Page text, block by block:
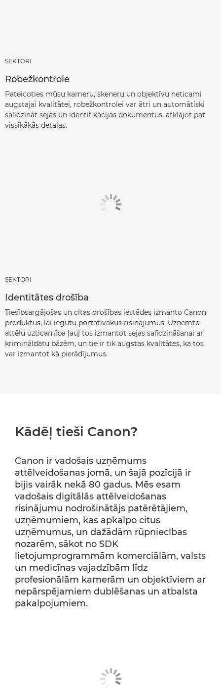
SEKTORI
Robežkontrole
Pateicoties mūsu kameru, skeneru un objektīvu neticami
augstajai kvalitātei, robežkontrolei var ātri un automātiski
salīdzināt sejas un identifikācijas dokumentus, atklājot pat
vissīkākās detaļas.
SEKTORI
Identitātes drošība
Tiesībsargājošas un citas drošības iestādes izmanto Canon
produktus, lai iegūtu portatīvākus risinājumus. Uzņemto
attēlu uzticamība ļauj tos izmantot sejas salīdzināšanai ar
krimināldatu bāzēm, un tie ir tik augstas kvalitātes, ka tos
var izmantot kā pierādījumus.
Kādēļ tieši Canon?
Canon ir vadošais uzņēmums
attēlveidošanas jomā, un šajā pozīcijā ir
bijis vairāk nekā 80 gadus. Mēs esam
vadošais digitālās attēlveidošanas
risinājumu nodrošinātājs patērētājiem,
uzņēmumiem, kas apkalpo citus
uzņēmumus, un dažādām rūpniecības
nozarēm, sākot no SDK
lietojumprogrammām komerciālām, valsts
un medicīnas vajadzībām līdz
profesionālām kamerām un objektīviem ar
nepārspējamiem dublēšanas un atbalsta
pakalpojumiem.